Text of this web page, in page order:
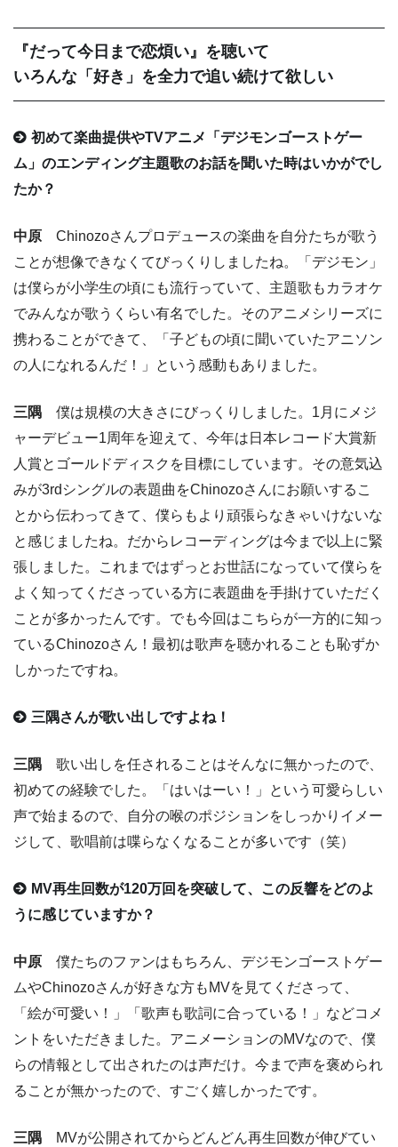
『だって今日まで恋煩い』を聴いて
いろんな「好き」を全力で追い続けて欲しい
初めて楽曲提供やTVアニメ「デジモンゴーストゲー
ム」のエンディング主題歌のお話を聞いた時はいかがでし
たか？
中原 Chinozoさんプロデュースの楽曲を自分たちが歌う
ことが想像できなくてびっくりしましたね。「デジモン」
は僕らが小学生の頃にも流行っていて、主題歌もカラオケ
でみんなが歌うくらい有名でした。そのアニメシリーズに
携わることができて、「子どもの頃に聞いていたアニソン
の人になれるんだ！」という感動もありました。
三隅 僕は規模の大きさにびっくりしました。1月にメジ
ャーデビュー1周年を迎えて、今年は日本レコード大賞新
人賞とゴールドディスクを目標にしています。その意気込
みが3rdシングルの表題曲をChinozoさんにお願いするこ
とから伝わってきて、僕らもより頑張らなきゃいけないな
と感じましたね。だからレコーディングは今まで以上に緊
張しました。これまではずっとお世話になっていて僕らを
よく知ってくださっている方に表題曲を手掛けていただく
ことが多かったんです。でも今回はこちらが一方的に知っ
ているChinozoさん！最初は歌声を聴かれることも恥ずか
しかったですね。
三隅さんが歌い出しですよね！
三隅 歌い出しを任されることはそんなに無かったので、
初めての経験でした。「はいはーい！」という可愛らしい
声で始まるので、自分の喉のポジションをしっかりイメー
ジして、歌唱前は喋らなくなることが多いです（笑）
MV再生回数が120万回を突破して、この反響をどのよ
うに感じていますか？
中原 僕たちのファンはもちろん、デジモンゴーストゲー
ムやChinozoさんが好きな方もMVを見てくださって、
「絵が可愛い！」「歌声も歌詞に合っている！」などコメ
ントをいただきました。アニメーションのMVなので、僕
らの情報として出されたのは声だけ。今まで声を褒められ
ることが無かったので、すごく嬉しかったです。
三隅
MVが公開されてからどんどん再生回数が伸びてい